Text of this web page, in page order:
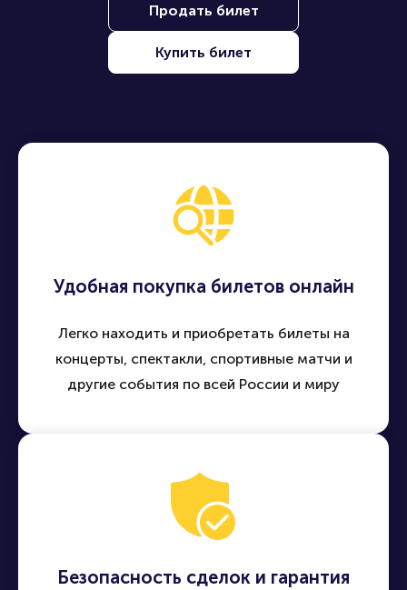
Продать билет
Купить билет
Удобная покупка билетов онлайн
Легко находить и приобретать билеты на
концерты, спектакли, спортивные матчи и
другие события по всей России и миру
Безопасность сделок и гарантия